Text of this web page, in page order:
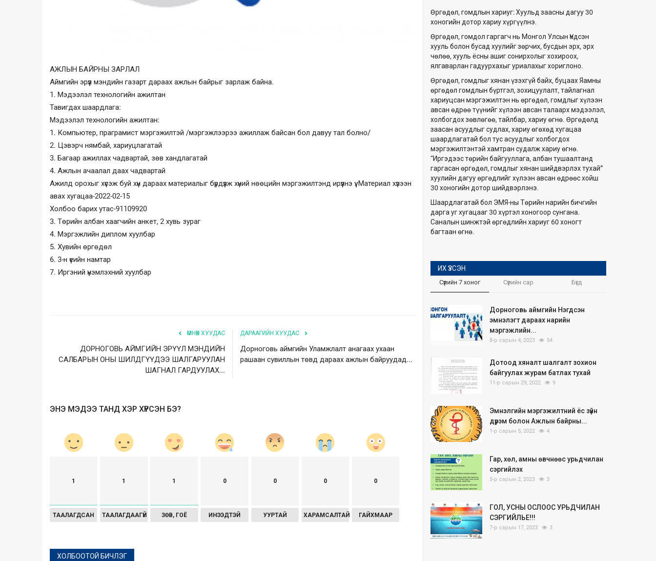
АЖЛЫН БАЙРНЫ ЗАРЛАЛ
Аймгийн эрүүл мэндийн газарт дараах ажлын байрыг зарлаж байна.
1. Мэдээлэл технологийн ажилтан
Тавигдах шаардлага:
Мэдээлэл технологийн ажилтан:
1. Компьютер, праграмист мэргэжилтэй /мэргэжлээрээ ажиллаж байсан бол давуу тал болно/
2. Цэвэрч нямбай, хариуцлагатай
3. Багаар ажиллах чадвартай, зөв хандлагатай
4. Ажлын ачаалал даах чадвартай
Ажилд орохыг хүсэж буй хүн дараах материалыг бүрдүүлж хүний нөөцийн мэргэжилтэнд ирүүлнэ үү. Материал хүлээн
авах хугацаа-2022-02-15
Холбоо барих утас-91109920
3. Төрийн албан хаагчийн анкет, 2 хувь зураг
4. Мэргэжлийн диплом хуулбар
5. Хувийн өргөдөл
6. 3-н үеийн намтар
7. Иргэний үнэмлэхний хуулбар
ӨМНӨХ ХУУДАС
ДОРНОГОВЬ АЙМГИЙН ЭРҮҮЛ МЭНДИЙН
САЛБАРЫН ОНЫ ШИЛДГҮҮДЭЭ ШАЛГАРУУЛАН
ШАГНАЛ ГАРДУУЛАХ...
ДАРААГИЙН ХУУДАС
Дорноговь аймгийн Уламжлалт анагаах ухаан
рашаан сувиллын төвд дараах ажлын байруудад...
ЭНЭ МЭДЭЭ ТАНД ХЭР ХҮРСЭН БЭ?
1
ТААЛАГДСАН
1
ТААЛАГДААГҮЙ
1
ЗӨВ, ГОЁ
0
ИНЭЭДТЭЙ
0
УУРТАЙ
0
ХАРАМСАЛТАЙ
0
ГАЙХМААР
ХОЛБООТОЙ БИЧЛЭГ
Өргөдөл, гомдлын хариуг: Хуульд заасны дагуу 30
хоногийн дотор хариу хүргүүлнэ.
Өргөдөл, гомдол гаргагч нь Монгол Улсын Үндсэн
хууль болон бусад хуулийг зөрчих, бусдын эрх, эрх
чөлөө, хууль ёсны ашиг сонирхолыг хохироох,
ялгаварлан гадуурхахыг уриалахыг хориглоно.
Өргөдөл, гомдлыг хянан үзэхгүй байх, буцаах Яамны
өргөдөл гомдлын бүртгэл, зохицуулалт, тайлагнал
хариуцсан мэргэжилтэн нь өргөдөл, гомдлыг хүлээн
авсан өдрөө түүнийг хүлээн авсан талаарх мэдээлэл,
холбогдох зөвлөгөө, тайлбар, хариу өгнө. Өргөдөлд
заасан асуудлыг судлах, хариу өгөхөд хугацаа
шаардлагатай бол тус асуудлыг холбогдох
мэргэжилтэнтэй хамтран судалж хариу өгнө.
“Иргэдээс төрийн байгууллага, албан тушаалтанд
гаргасан өргөдөл, гомдлыг хянан шийдвэрлэх тухай”
хуулийн дагуу өргөдлийг хүлээн авсан өдрөөс хойш
30 хоногийн дотор шийдвэрлэнэ.
Шаардлагатай бол ЭМЯ-ны Төрийн нарийн бичгийн
дарга уг хугацааг 30 хүртэл хоногоор сунгана.
Саналын шинжтэй өргөдлийн хариуг 60 хоногт
багтаан өгнө.
ИХ ҮЗСЭН
Сүүлийн 7 хоног Сүүлийн сар Бүгд
Дорноговь аймгийн Нэгдсэн
эмнэлэгт дараах нарийн
мэргэжлийн...
8-р сарын 4, 2023 54
Дотоод хяналт шалгалт зохион
байгуулах журам батлах тухай
11-р сарын 29, 2022 9
Эмнэлгийн мэргэжилтний ёс зүйн
дүрэм болон Ажлын байрны...
1-р сарын 5, 2022 4
Гар, хөл, амны өвчнөөс урьдчилан
сэргийлэх
5-р сарын 2, 2023 3
ГОЛ, УСНЫ ОСЛООС УРЬДЧИЛАН
СЭРГИЙЛЬЕ!!!
7-р сарын 17, 2023 3